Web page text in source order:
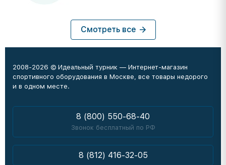
Смотреть все
2008-2026 © Идеальный турник — Интернет-магазин
спортивного оборудования в Москве, все товары недорого
и в одном месте.
8 (800) 550-68-40
Звонок бесплатный по РФ
8 (812) 416-32-05